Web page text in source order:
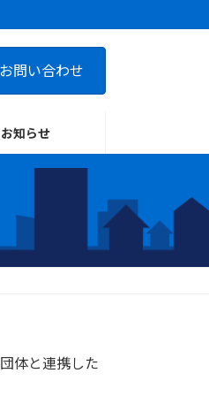
お問い合わせ
お知らせ
体と連携した